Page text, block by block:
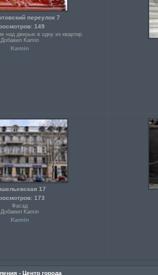
переулок 7
149
над дверью в одну из квартир
Добавил Kamin
Kamin
17
173
Фасад
Добавил Kamin
Kamin
- Центр города